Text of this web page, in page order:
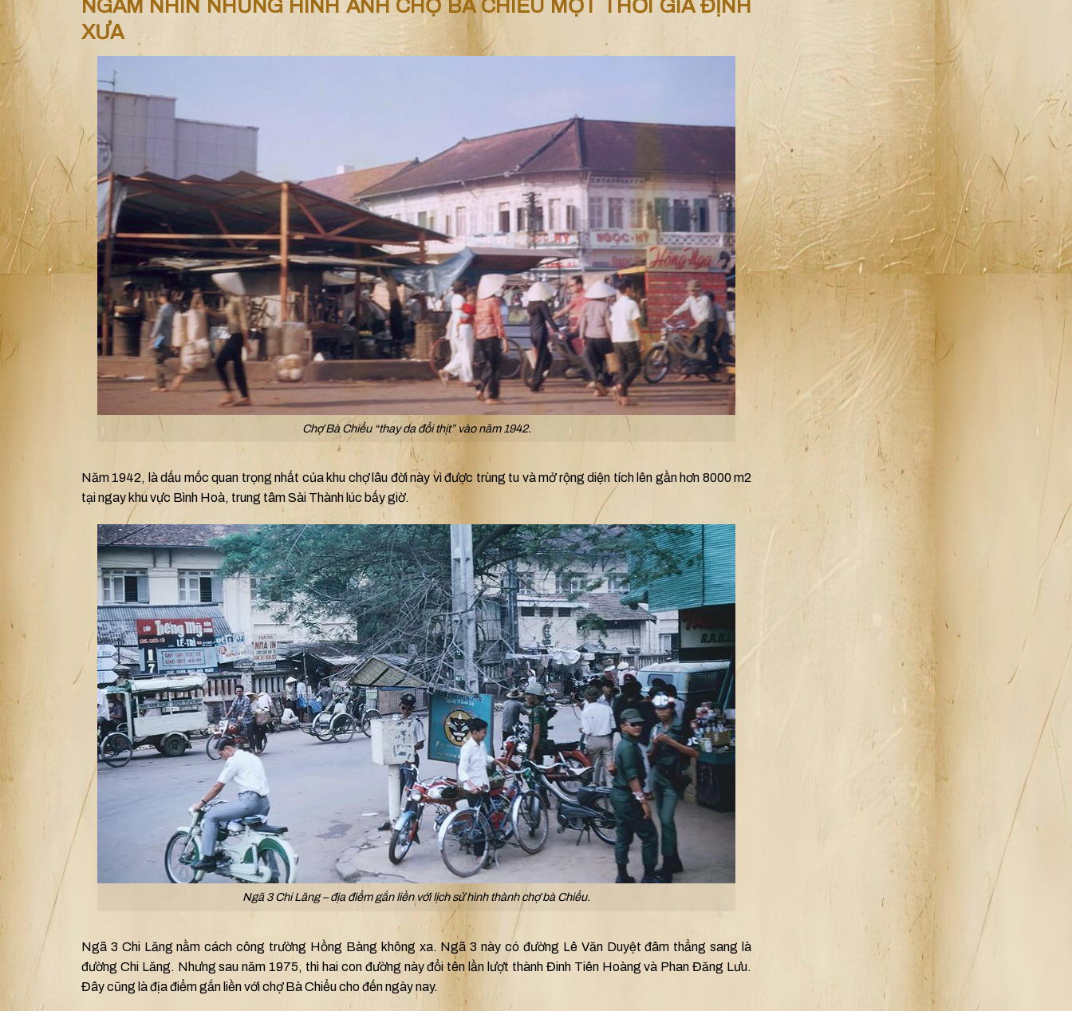
NGẮM NHÌN NHỮNG HÌNH ẢNH CHỢ BÀ CHIỂU MỘT THỜI GIA ĐỊNH
XƯA
Chợ Bà Chiểu “thay da đổi thịt” vào năm 1942.
Năm 1942, là dấu mốc quan trọng nhất của khu chợ lâu đời này vì được trùng tu và mở rộng diện tích lên gần hơn 8000 m2
tại ngay khu vực Bình Hoà, trung tâm Sài Thành lúc bấy giờ.
Ngã 3 Chi Lăng – địa điểm gắn liền với lịch sử hình thành chợ bà Chiểu.
Ngã 3 Chi Lăng nằm cách công trường Hồng Bàng không xa. Ngã 3 này có đường Lê Văn Duyệt đâm thẳng sang là
đường Chi Lăng. Nhưng sau năm 1975, thì hai con đường này đổi tên lần lượt thành Đinh Tiên Hoàng và Phan Đăng Lưu.
Đây cũng là địa điểm gắn liền với chợ Bà Chiểu cho đến ngày nay.